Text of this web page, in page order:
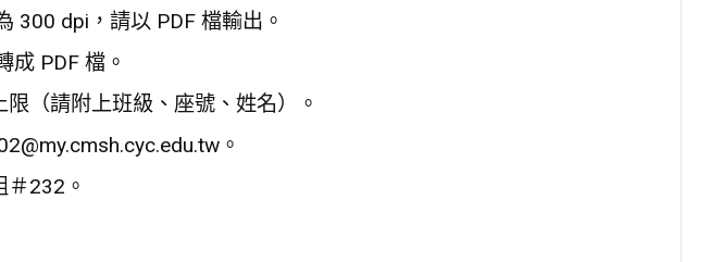
300 dpi，請以 PDF 檔輸出。
成 PDF 檔。
（請附上班級、座號、姓名）。
。
232。